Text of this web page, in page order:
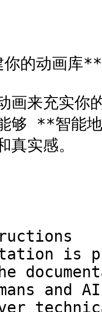
的动画库**
画来充实你
够 **智能
真实感。
is
and